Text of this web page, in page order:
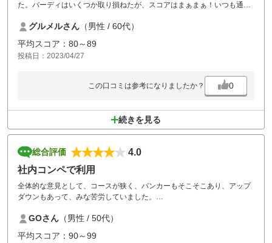
た。バーディはいくつか取り損ねたが、スコアはまぁまぁ！いつも通り
昼食はいつもチャーハンになってしまい、たまには他のメニューもと想
うのだか、やっぱりチャーハンになってしまった。
いつの間にかスタッフがとても若返っていてしっかり応対もされて好感
がもてた。また、近いうちに行きまーす
グルメルさん （男性 / 60代）
平均スコア：80～89
投稿日：2023/04/27
この口コミは参考になりましたか？ 0
続きを見る
総合評価
4.0
社内コンペで利用
全体的な意見として、コースが狭く、バンカーもそこそこあり、アップ
ダウンもあって、みな苦労していました。
GOさん （男性 / 50代）
平均スコア：90～99